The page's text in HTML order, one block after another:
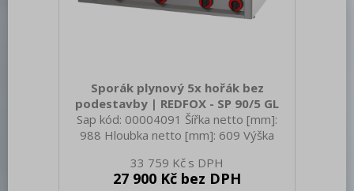
Sporák plynový 5x hořák bez
podestavby | REDFOX - SP 90/5 GL
Sap kód: 00004091 Šířka netto [mm]:
988 Hloubka netto [mm]: 609 Výška
61.00 Šířka brutto [mm]: 705 Hloubka
brutto [mm]: 1055 Výška brutto [mm]:
33 759 Kč
27 900 Kč bez DPH